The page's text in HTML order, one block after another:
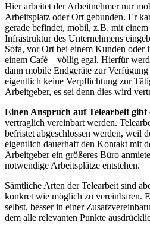
Hier arbeitet der Arbeitnehmer nur
Arbeitsplatz oder Ort gebunden. Er
gerade befindet, mobil, z.B. mit
Infrastruktur des Unternehmens
Sofa, vor Ort bei einem Kunden oder
einem Café – völlig egal. Hierfür
dann mobile Endgeräte zur
eigentlich keine Verpflichtung zur
Arbeitgeber, es sei denn dies wird
Einen Anspruch auf Telearbeit gibt
vertraglich vereinbart werden.
befristet abgeschlossen werden, weil
eigentlich dauerhaft den Kontakt mit
Arbeitgeber ein größeres Büro
notwendige Arbeitsplätze entstehen.
Sämtliche Arten der Telearbeit sind
konkret wie möglich zu vereinbaren.
selbst, besser in einer
dem alle relevanten Punkte